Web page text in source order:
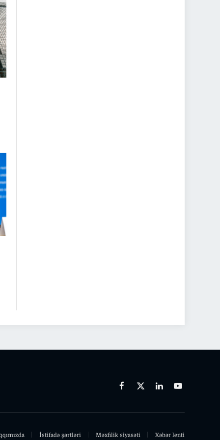
Facebook
X
LinkedinYoutube
İstifadə şərtləri Məxfilik siyasəti Xəbər lenti